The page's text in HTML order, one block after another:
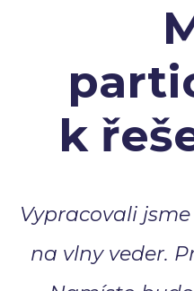
k
Vypracovali
na vlny veder.